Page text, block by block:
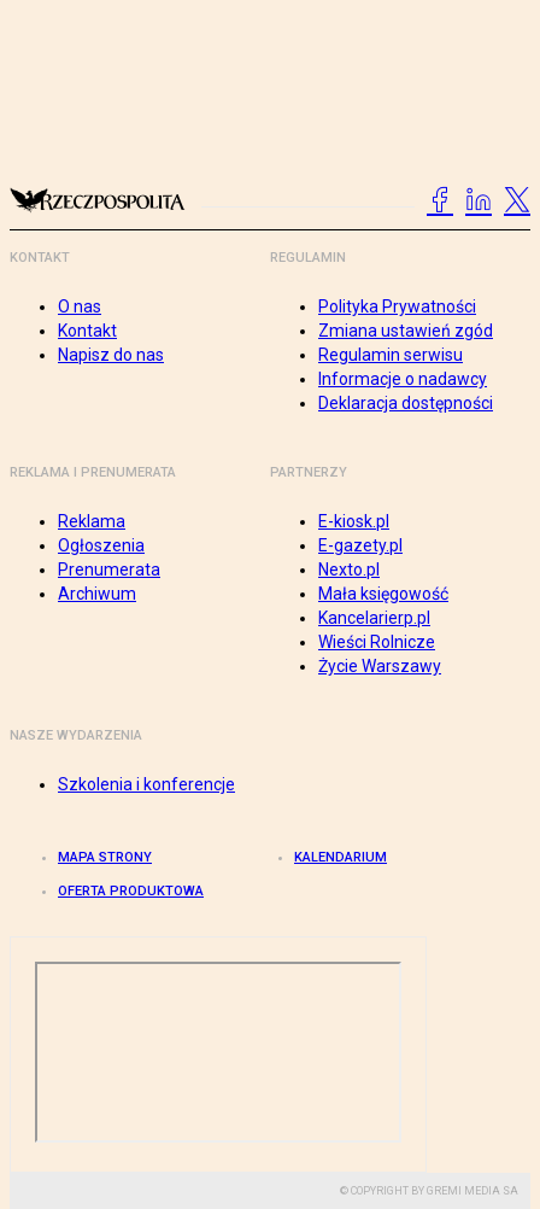
KONTAKT
O nas
Kontakt
Napisz do nas
REGULAMIN
Polityka Prywatności
Zmiana ustawień zgód
Regulamin serwisu
Informacje o nadawcy
Deklaracja dostępności
REKLAMA I PRENUMERATA
Reklama
Ogłoszenia
Prenumerata
Archiwum
PARTNERZY
E-kiosk.pl
E-gazety.pl
Nexto.pl
Mała księgowość
Kancelarierp.pl
Wieści Rolnicze
Życie Warszawy
NASZE WYDARZENIA
Szkolenia i konferencje
MAPA STRONY KALENDARIUM
OFERTA PRODUKTOWA
© COPYRIGHT BY GREMI MEDIA SA